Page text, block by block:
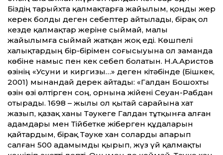
Біздің тарыйхта қалмақтарға жайылым, қоңды жер
керек болды деген себептер айтылады, бірақ ол
кезде қалмақтар жеріне сыймай, малы
жайылымға сыймай жатқан жоқ еді. Көшпелі
халықтардың бір-бірімен соғысыуына ол заманда
көбіне намыс пен кек себеп болатын. Н.А.Аристов
өзінің «Усуни и киргизы…» деген кітәбінде (Бішкек,
2001) мынандай дерек айтады: «Галдан Бошохты
өзін өзі өлтірген соң, орнына жійені Сеуан-Рабдан
отырады. 1698 – жылы ол қытай сарайына хат
жазып, қазақ ханы Тәукеге Галдан тұтқынға алған
адамдары мен Тійбетке жіберген құдаларын
қайтардым, бірақ Тәуке хан соларды апарып
салған 500 адамымды қырып, жүз үй қалмақты